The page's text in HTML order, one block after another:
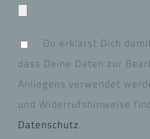
Du erklärst Dich
dass Deine Daten zur
Anliegens verwendet
und Widerrufshinweise
Datenschutz.